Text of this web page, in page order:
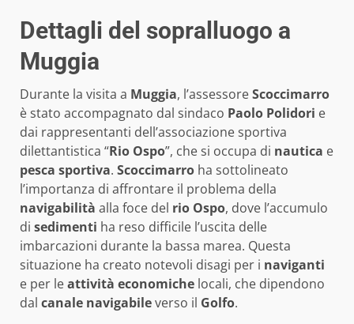
Dettagli del sopralluogo a
Muggia
Durante la visita a Muggia, l’assessoreScoccimarro
è stato accompagnato dal sindaco Paolo Polidori e
dai rappresentanti dell’associazione sportiva
dilettantistica “Rio Ospo”, che si occupa di nautica e
pesca sportiva. Scoccimarro ha sottolineato
l’importanza di affrontare il problema della
navigabilità alla foce del rio Ospo, dove l’accumulo
di sedimenti ha reso difficile l’uscita delle
imbarcazioni durante la bassa marea. Questa
situazione ha creato notevoli disagi per i naviganti
e per leattività economiche locali, che dipendono
dal canale navigabileverso il Golfo.